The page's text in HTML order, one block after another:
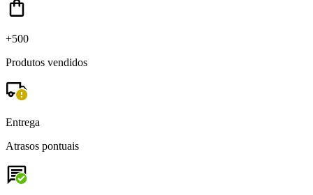
+500
Produtos vendidos
Entrega
Atrasos pontuais